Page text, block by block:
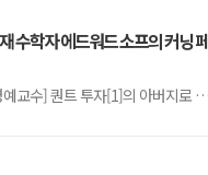
수학자 에드워드 소프의 커닝 페
[윤진기 경남대 명예교수] 퀀트 투자[1]의 아버지로 불리는 에드워드 소프(Edward O. Thorp)는 수학계에서 천재로 알려진 인물이다. 그는 수학자이지만, 투자 업계에도 여러 가지 흥미로운 일화를 남겼다.수학을 이용하여 카지노를 이길 수 있는지가 궁금했던 그는 동료 교수가 소개해 준 블랙잭(Blackjack) 전략의 핵심을 손바닥 크기의 종이에 요...